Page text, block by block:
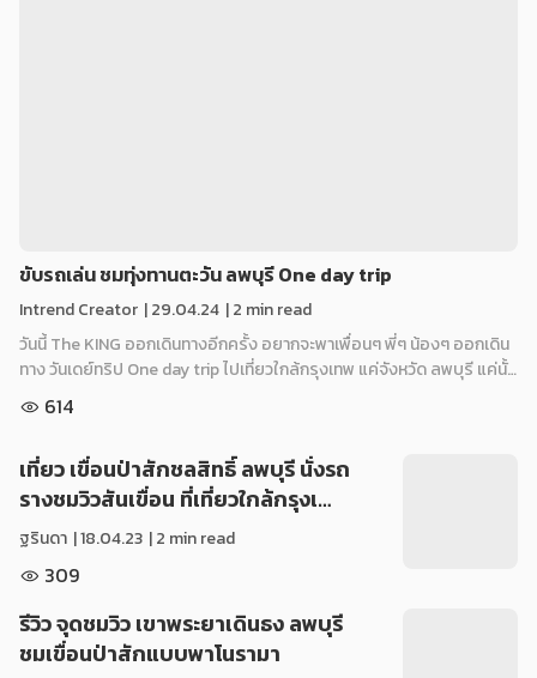
ขับรถเล่น ชมทุ่งทานตะวัน ลพบุรี One day trip
Intrend Creator |29.04.24 | 2 min read
วันนี้ The KING ออกเดินทางอีกครั้ง อยากจะพาเพื่อนๆ พี่ๆ น้องๆ ออกเดิน
ทาง วันเดย์ทริป One day trip ไปเที่ยวใกล้กรุงเทพ แค่จังหวัด ลพบุรี แค่นั้…
614
เที่ยว เขื่อนป่าสักชลสิทธิ์ ลพบุรี นั่งรถ
รางชมวิวสันเขื่อน ที่เที่ยวใกล้กรุงเ…
ฐรินดา |18.04.23 | 2 min read
309
รีวิว จุดชมวิว เขาพระยาเดินธง ลพบุรี
ชมเขื่อนป่าสักแบบพาโนรามา